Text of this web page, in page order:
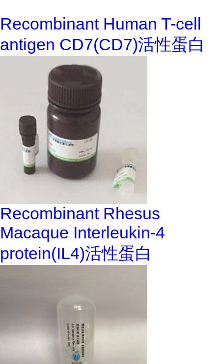
Recombinant Human T-cell
antigen CD7(CD7)活性蛋白
Recombinant Rhesus
Macaque Interleukin-4
protein(IL4)活性蛋白